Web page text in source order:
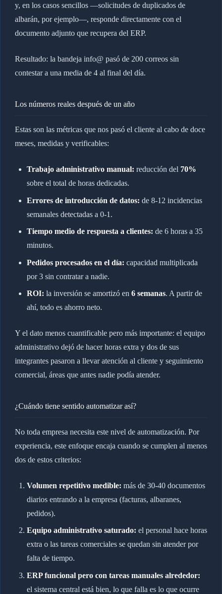
y, en los casos sencillos —solicitudes de duplicados de
albarán, por ejemplo—, responde directamente con el
documento adjunto que recupera del ERP.
Resultado: la bandeja info@ pasó de 200 correos sin
contestar a una media de 4 al final del día.
Los números reales después de un año
Estas son las métricas que nos pasó el cliente al cabo de doce
meses, medidas y verificables:
Trabajo administrativo manual: reducción del 70%
sobre el total de horas dedicadas.
Errores de introducción de datos: de 8-12 incidencias
semanales detectadas a 0-1.
Tiempo medio de respuesta a clientes: de 6 horas a 35
minutos.
Pedidos procesados en el día: capacidad multiplicada
por 3 sin contratar a nadie.
ROI: la inversión se amortizó en 6 semanas. A partir de
ahí, todo es ahorro neto.
Y el dato menos cuantificable pero más importante: el equipo
administrativo dejó de hacer horas extra y dos de sus
integrantes pasaron a llevar atención al cliente y seguimiento
comercial, áreas que antes nadie podía atender.
¿Cuándo tiene sentido automatizar así?
No toda empresa necesita este nivel de automatización. Por
experiencia, este enfoque encaja cuando se cumplen al menos
dos de estos criterios:
Volumen repetitivo medible: más de 30-40 documentos
diarios entrando a la empresa (facturas, albaranes,
pedidos).
Equipo administrativo saturado: el personal hace horas
extra o las tareas comerciales se quedan sin atender por
falta de tiempo.
ERP funcional pero con tareas manuales alrededor:
el sistema central está bien, lo que falla es lo que ocurre